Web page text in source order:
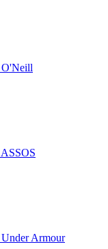
O'Neill
ASSOS
Under Armour